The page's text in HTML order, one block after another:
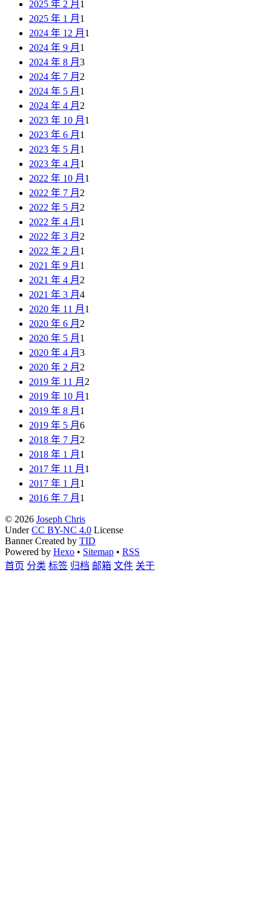
2025 年 2 月 1
2025 年 1 月 1
2024 年 12 月 1
2024 年 9 月 1
2024 年 8 月 3
2024 年 7 月 2
2024 年 5 月 1
2024 年 4 月 2
2023 年 10 月 1
2023 年 6 月 1
2023 年 5 月 1
2023 年 4 月 1
2022 年 10 月 1
2022 年 7 月 2
2022 年 5 月 2
2022 年 4 月 1
2022 年 3 月 2
2022 年 2 月 1
2021 年 9 月 1
2021 年 4 月 2
2021 年 3 月 4
2020 年 11 月 1
2020 年 6 月 2
2020 年 5 月 1
2020 年 4 月 3
2020 年 2 月 2
2019 年 11 月 2
2019 年 10 月 1
2019 年 8 月 1
2019 年 5 月 6
2018 年 7 月 2
2018 年 1 月 1
2017 年 11 月 1
2017 年 1 月 1
2016 年 7 月 1
© 2026 Joseph Chris
UnderCC BY-NC 4.0 License
Banner Created by TID
Powered by Hexo • Sitemap • RSS
首页 分类 标签 归档 邮箱 文件 关于